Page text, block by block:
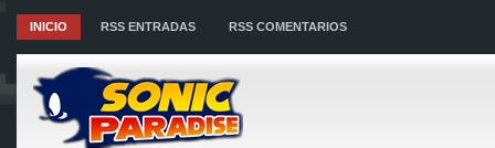
INICIO RSS ENTRADAS RSS COMENTARIOS